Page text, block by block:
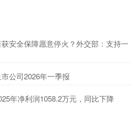
安全保障愿意停火？外交部：支持一
公司2026年一季报
年净利润1058.2万元，同比下降